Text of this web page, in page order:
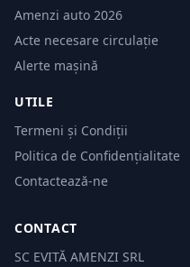
Amenzi auto 2026
Acte necesare circulație
Alerte mașină
UTILE
Termeni și Condiții
Politica de Confidențialitate
Contactează-ne
CONTACT
SC EVITĂ AMENZI SRL